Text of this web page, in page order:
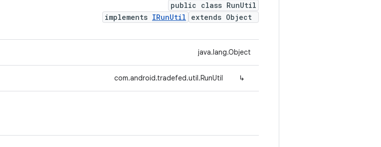
public class RunUtil
extends Object
implements IRunUtil
java.lang.Object
↳
com.android.tradefed.util.RunUtil